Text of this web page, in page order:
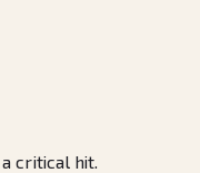
critical hit.